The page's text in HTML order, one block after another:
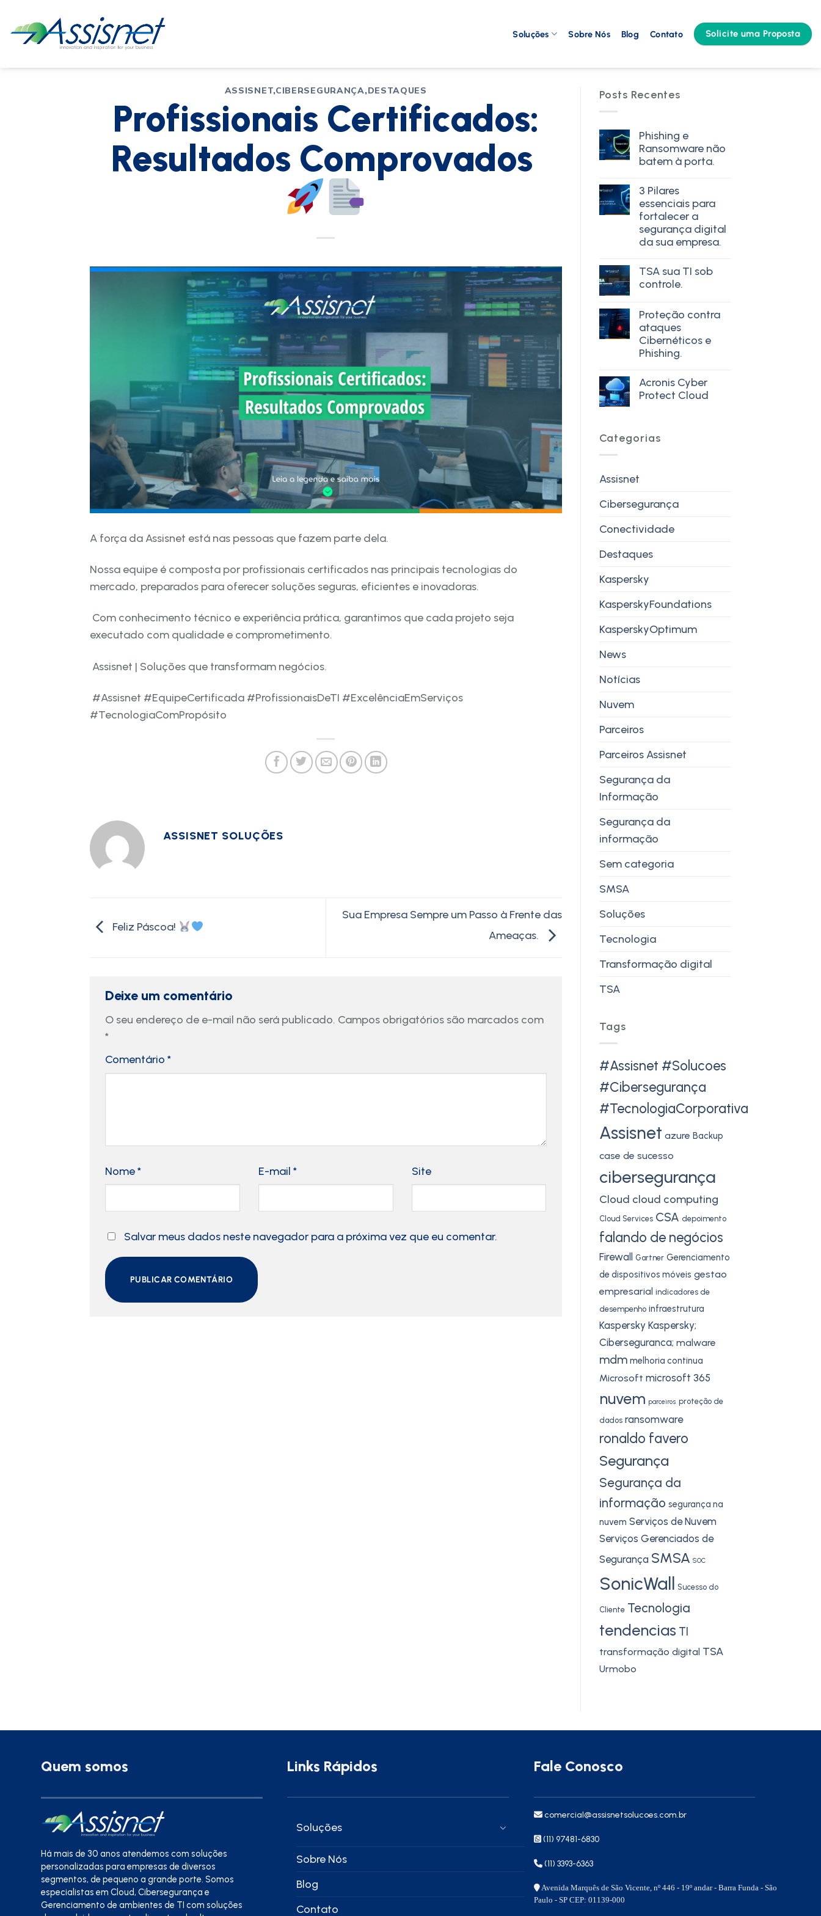
Soluções Sobre Nós Blog Contato Solicite uma Proposta
ASSISNET,CIBERSEGURANÇA,DESTAQUES
Profissionais Certificados:
Resultados Comprovados
A força da Assisnet está nas pessoas que fazem parte dela.
Nossa equipe é composta por profissionais certificados nas principais tecnologias do
mercado, preparados para oferecer soluções seguras, eficientes e inovadoras.
Com conhecimento técnico e experiência prática, garantimos que cada projeto seja
executado com qualidade e comprometimento.
Assisnet | Soluções que transformam negócios.
#Assisnet #EquipeCertificada #ProfissionaisDeTI #ExcelênciaEmServiços
#TecnologiaComPropósito
ASSISNET SOLUÇÕES
Feliz Páscoa!
Sua Empresa Sempre um Passo à Frente das
Ameaças.
Deixe um comentário
O seu endereço de e-mail não será publicado. Campos obrigatórios são marcados com
*
Comentário *
Nome* E-mail * Site
Salvar meus dados neste navegador para a próxima vez que eu comentar.
Posts Recentes
Phishing e
Ransomware não
batem à porta.
3 Pilares
essenciais para
fortalecer a
segurança digital
da sua empresa.
TSA sua TI sob
controle.
Proteção contra
ataques
Cibernéticos e
Phishing.
Acronis Cyber
Protect Cloud
Categorias
Assisnet
Cibersegurança
Conectividade
Destaques
Kaspersky
KasperskyFoundations
KasperskyOptimum
News
Notícias
Nuvem
Parceiros
Parceiros Assisnet
Segurança da
Informação
Segurança da
informação
Sem categoria
SMSA
Soluções
Tecnologia
Transformação digital
TSA
Tags
#Assisnet #Solucoes
#Cibersegurança
#TecnologiaCorporativa
Assisnet azure Backup
case de sucesso
cibersegurança
Cloud cloud computing
Cloud Services CSA depoimento
falando de negócios
Firewall Gartner Gerenciamento
de dispositivos móveis gestao
empresarial indicadores de
desempenho infraestrutura
Kaspersky Kaspersky;
Ciberseguranca; malware
mdm melhoria continua
Microsoft microsoft 365
nuvem parceiros proteção de
dados ransomware
ronaldo favero
Segurança
Segurança da
informação segurança na
nuvem Serviços de Nuvem
Serviços Gerenciados de
Segurança SMSA SOC
SonicWall Sucesso do
Cliente Tecnologia
tendencias TI
transformação digital TSA
Urmobo
Quem somos
Há mais de 30 anos atendemos com soluções
personalizadas para empresas de diversos
segmentos, de pequeno a grande porte. Somos
especialistas em Cloud, Cibersegurança e
Gerenciamento de ambientes de TI com soluções
Links Rápidos
Soluções
Sobre Nós
Blog
Contato
Fale Conosco
comercial@assisnetsolucoes.com.br
(11) 97481-6830
(11) 3393-6363
Avenida Marquês de São Vicente, nº 446 - 19º andar - Barra Funda - São
Paulo - SP CEP: 01139-000